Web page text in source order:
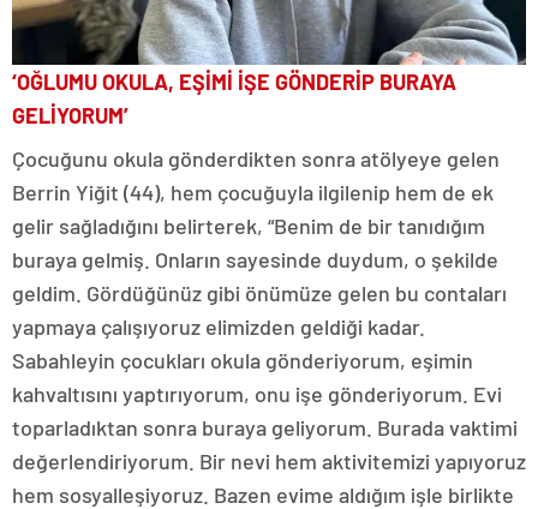
‘OĞLUMU OKULA, EŞİMİ İŞE GÖNDERİP BURAYA
GELİYORUM’
Çocuğunu okula gönderdikten sonra atölyeye gelen
Berrin Yiğit (44), hem çocuğuyla ilgilenip hem de ek
gelir sağladığını belirterek, “Benim de bir tanıdığım
buraya gelmiş. Onların sayesinde duydum, o şekilde
geldim. Gördüğünüz gibi önümüze gelen bu contaları
yapmaya çalışıyoruz elimizden geldiği kadar.
Sabahleyin çocukları okula gönderiyorum, eşimin
kahvaltısını yaptırıyorum, onu işe gönderiyorum. Evi
toparladıktan sonra buraya geliyorum. Burada vaktimi
değerlendiriyorum. Bir nevi hem aktivitemizi yapıyoruz
hem sosyalleşiyoruz. Bazen evime aldığım işle birlikte